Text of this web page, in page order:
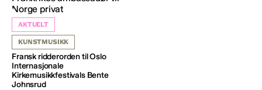
AKTUELT
KUNSTMUSIKK
Fransk ridderorden til Oslo
Internasjonale
Kirkemusikkfestivals Bente
Johnsrud